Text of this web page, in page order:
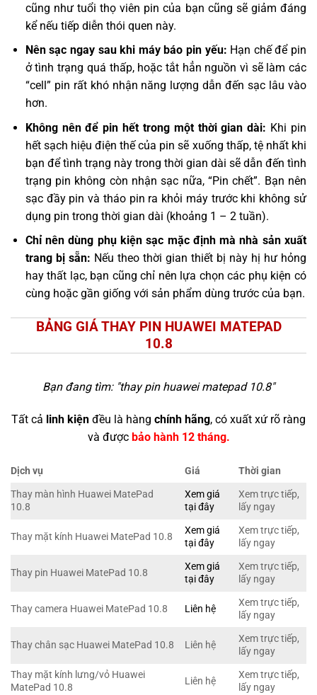
cũng như tuổi thọ viên pin của bạn cũng sẽ giảm đáng
kể nếu tiếp diễn thói quen này.
Nên sạc ngay sau khi máy báo pin yếu: Hạn chế để pin
ở tình trạng quá thấp, hoặc tắt hẳn nguồn vì sẽ làm các
“cell” pin rất khó nhận năng lượng dẫn đến sạc lâu vào
hơn.
Không nên để pin hết trong một thời gian dài: Khi pin
hết sạch hiệu điện thế của pin sẽ xuống thấp, tệ nhất khi
bạn để tình trạng này trong thời gian dài sẽ dẫn đến tình
trạng pin không còn nhận sạc nữa, “Pin chết”. Bạn nên
sạc đầy pin và tháo pin ra khỏi máy trước khi không sử
dụng pin trong thời gian dài (khoảng 1 – 2 tuần).
Chỉ nên dùng phụ kiện sạc mặc định mà nhà sản xuất
trang bị sẵn: Nếu theo thời gian thiết bị này hị hư hỏng
hay thất lạc, bạn cũng chỉ nên lựa chọn các phụ kiện có
cùng hoặc gần giống với sản phẩm dùng trước của bạn.
BẢNG GIÁ THAY PIN HUAWEI MATEPAD
10.8
Bạn đang tìm: "thay pin huawei matepad 10.8"
Tất cả linh kiện đều là hàng chính hãng, có xuất xứ rõ ràng
và được bảo hành 12 tháng.
Dịch vụ Giá
Thời gian
Thay màn hình Huawei MatePad
10.8
Xem giá
tại đây
Xem trực tiếp,
lấy ngay
Thay mặt kính Huawei MatePad 10.8
Xem giá
tại đây
Xem trực tiếp,
lấy ngay
Thay pin Huawei MatePad 10.8
Xem giá
tại đây
Xem trực tiếp,
lấy ngay
Thay camera Huawei MatePad 10.8 Liên hệ
Xem trực tiếp,
lấy ngay
Thay chân sạc Huawei MatePad 10.8 Liên hệ
Xem trực tiếp,
lấy ngay
Thay mặt kính lưng/vỏ Huawei
MatePad 10.8
Liên hệ
Xem trực tiếp,
lấy ngay